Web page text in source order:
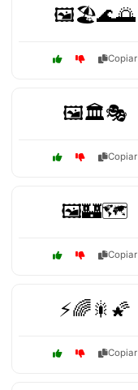
🖼️🏖️🌊🌅
Copiar
🖼️🏛️🎭
Copiar
🖼️🏰🗺️
Copiar
⚡🌈🎇🌠
Copiar